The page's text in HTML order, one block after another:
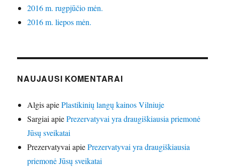
2016 m. rugpjūčio mėn.
2016 m. liepos mėn.
NAUJAUSI KOMENTARAI
AlgisapiePlastikinių langų kainos Vilniuje
SargiaiapiePrezervatyvai yra draugiškiausia priemonė
Jūsų sveikatai
PrezervatyvaiapiePrezervatyvai yra draugiškiausia
priemonė Jūsų sveikatai